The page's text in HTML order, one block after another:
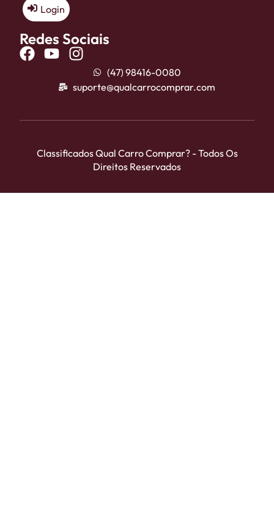
Login
Redes Sociais
(47) 98416-0080
suporte@qualcarrocomprar.com
Classificados Qual Carro Comprar? - Todos Os
Direitos Reservados